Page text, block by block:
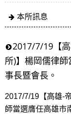
本所訊息
2017/7/19【
所)】楊岡儒律
事長暨會長。
2017/7/19【高雄-
師當選膺任高雄市